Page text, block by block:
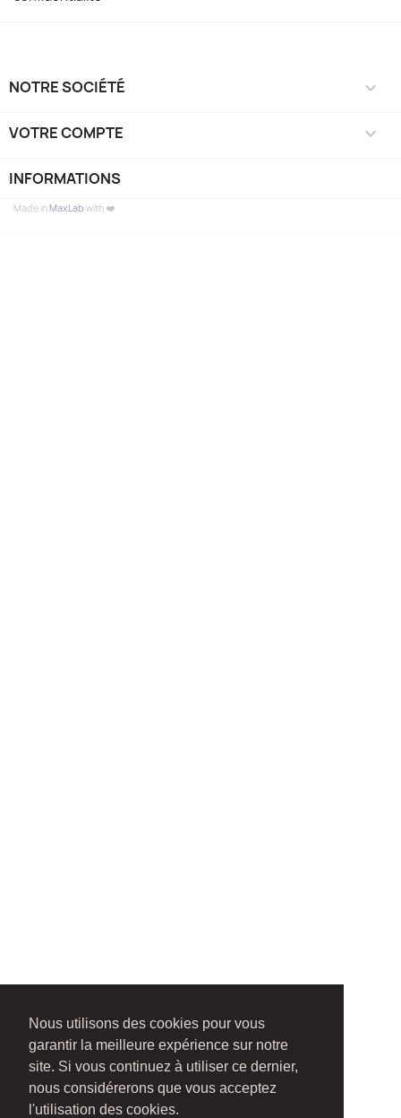
Nous utilisons des cookies pour vous
garantir la meilleure expérience sur notre
site. Si vous continuez à utiliser ce dernier,
nous considérerons que vous acceptez
l'utilisation des cookies.
NOTRE SOCIÉTÉ 
VOTRE COMPTE 
INFORMATIONS
Made inMaxLab with ❤️